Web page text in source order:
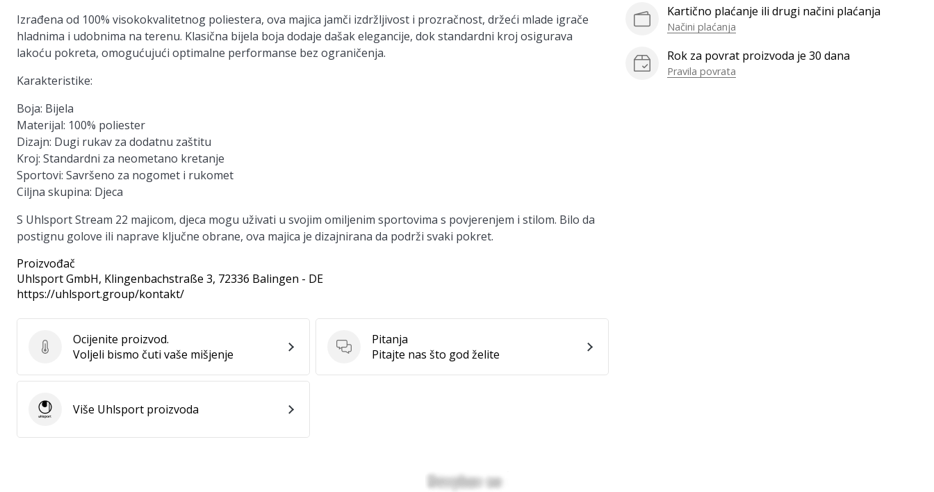
Kartično plaćanje ili drugi načini plaćanja
Načini plaćanja
Rok za povrat proizvoda je 30 dana
Pravila povrata
Izrađena od 100% visokokvalitetnog poliestera, ova majica jamči izdržljivost i prozračnost, držeći mlade igrače
hladnima i udobnima na terenu. Klasična bijela boja dodaje dašak elegancije, dok standardni kroj osigurava
lakoću pokreta, omogućujući optimalne performanse bez ograničenja.
Karakteristike:
Boja: Bijela
Materijal: 100% poliester
Dizajn: Dugi rukav za dodatnu zaštitu
Kroj: Standardni za neometano kretanje
Sportovi: Savršeno za nogomet i rukomet
Ciljna skupina: Djeca
S Uhlsport Stream 22 majicom, djeca mogu uživati u svojim omiljenim sportovima s povjerenjem i stilom. Bilo da
postignu golove ili naprave ključne obrane, ova majica je dizajnirana da podrži svaki pokret.
Proizvođač
Uhlsport GmbH, Klingenbachstraße 3, 72336 Balingen - DE
https://uhlsport.group/kontakt/
Ocijenite proizvod.
Ocijenite proizvod.
Voljeli bismo čuti vaše mišjenje
Pitanja
Pitanja
Pitajte nas što god želite
UhlsportViše Uhlsport proizvoda